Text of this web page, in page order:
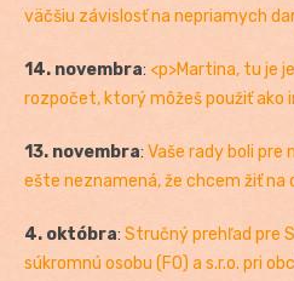
väčšiu závislosť na nepriamych
14. novembra: <p>Martina, tu je
rozpočet, ktorý môžeš použiť ako
13. novembra: Vaše rady boli pre
ešte neznamená, že chcem žiť na
4. októbra: Stručný prehľad pre
súkromnú osobu (FO) a s.r.o. pri